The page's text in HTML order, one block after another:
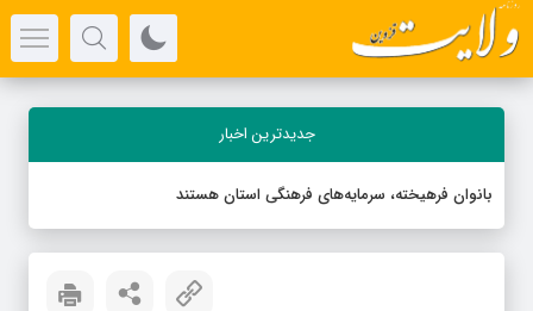
جدیدترین اخبار
بانوان فرهیخته، سرمایه‌های فرهنگی استان هستند